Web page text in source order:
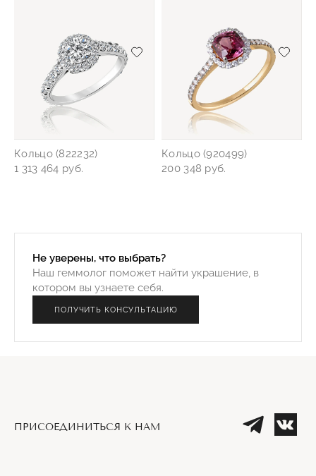
Добавить/удалить из избранного
Кольцо (822232)
1 313 464 руб.
Кольцо (920499)
200 348 руб.
Не уверены, что выбрать?
Наш геммолог поможет найти украшение, в
котором вы узнаете себя.
ПОЛУЧИТЬ КОНСУЛЬТАЦИЮ
ПРИСОЕДИНИТЬСЯ К НАМ Телеграм
Вк